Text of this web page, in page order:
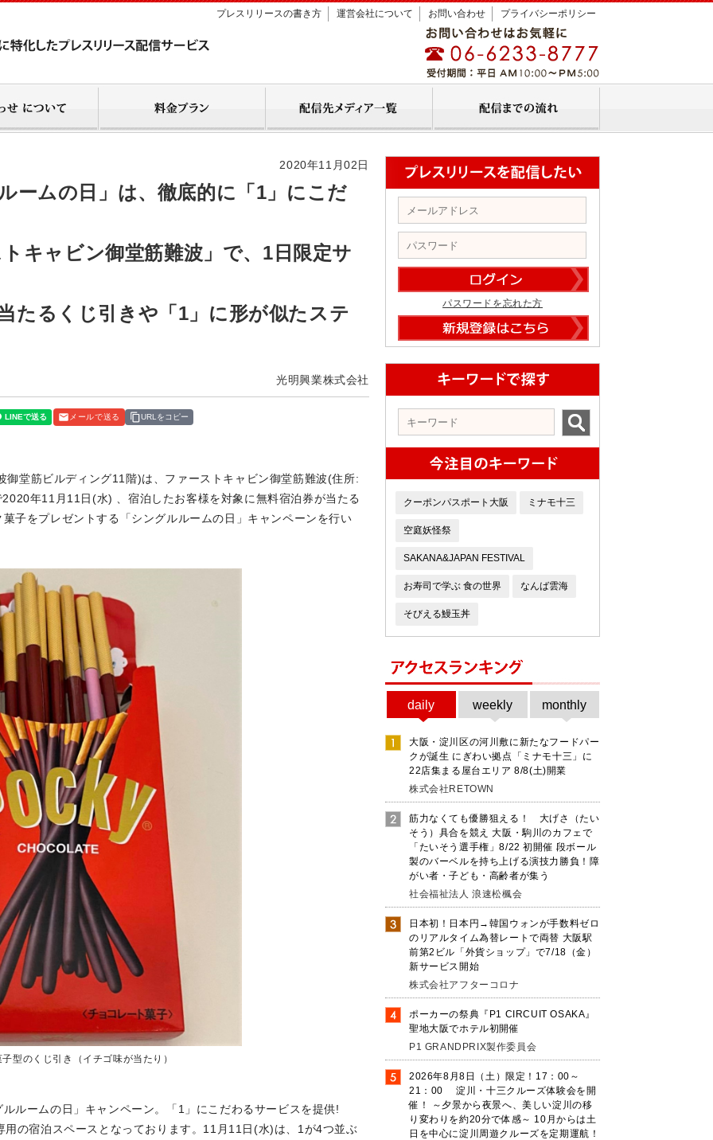
プレスリリースの書き方 運営会社について お問い合わせ プライバシーポリシー
2020年11月02日
ームの日」は、徹底的に「1」にこだ
キャビン御堂筋難波」で、1日限定サ
たるくじ引きや「1」に形が似たステ
光明興業株式会社
メールで送る URLをコピー
堂筋ビルディング11階)は、ファーストキャビン御堂筋難波(住所:
年11月11日(水) 、宿泊したお客様を対象に無料宿泊券が当たる
子をプレゼントする「シングルルームの日」キャンペーンを行い
型のくじ引き（イチゴ味が当たり）
ルームの日」キャンペーン。「1」にこだわるサービスを提供!
の宿泊スペースとなっております。11月11日(水)は、1が4つ並ぶ
パスワードを忘れた方
クーポンパスポート大阪 ミナモ十三
空庭妖怪祭
SAKANA&JAPAN FESTIVAL
お寿司で学ぶ 食の世界 なんば雲海
そびえる鰻玉丼
daily weekly monthly
大阪・淀川区の河川敷に新たなフードパー
クが誕生 にぎわい拠点「ミナモ十三」に
22店集まる屋台エリア 8/8(土)開業
株式会社RETOWN
筋力なくても優勝狙える！ 大げさ（たい
そう）具合を競え 大阪・駒川のカフェで
「たいそう選手権」8/22 初開催 段ボール
製のバーベルを持ち上げる演技力勝負！障
がい者・子ども・高齢者が集う
社会福祉法人 浪速松楓会
日本初！日本円→韓国ウォンが手数料ゼロ
のリアルタイム為替レートで両替 大阪駅
前第2ビル「外貨ショップ」で7/18（金）
新サービス開始
株式会社アフターコロナ
ポーカーの祭典『P1 CIRCUIT OSAKA』
聖地大阪でホテル初開催
P1 GRANDPRIX製作委員会
2026年8月8日（土）限定！17：00～
21：00 淀川・十三クルーズ体験会を開
催！ ～夕景から夜景へ、美しい淀川の移
り変わりを約20分で体感～ 10月からは土
日を中心に淀川周遊クルーズを定期運航！